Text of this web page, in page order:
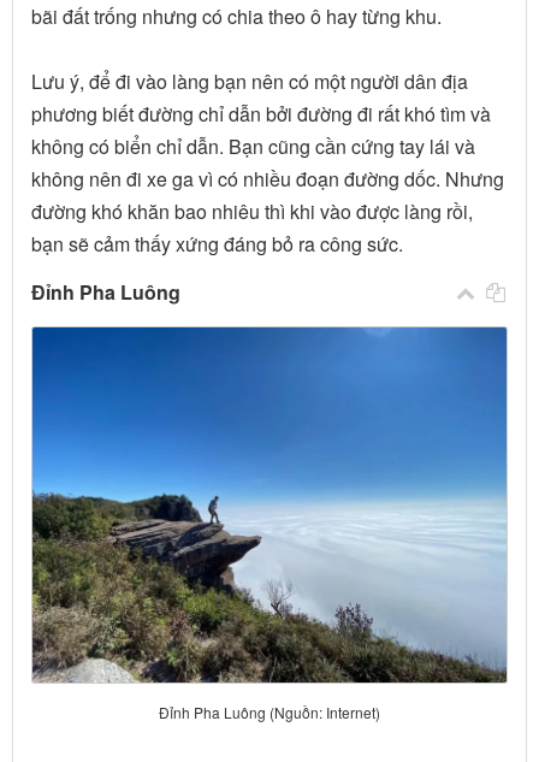
bãi đất trống nhưng có chia theo ô hay từng khu.
Lưu ý, để đi vào làng bạn nên có một người dân địa
phương biết đường chỉ dẫn bởi đường đi rất khó tìm và
không có biển chỉ dẫn. Bạn cũng cần cứng tay lái và
không nên đi xe ga vì có nhiều đoạn đường dốc. Nhưng
đường khó khăn bao nhiêu thì khi vào được làng rồi,
bạn sẽ cảm thấy xứng đáng bỏ ra công sức.
Đỉnh Pha Luông
Đỉnh Pha Luông (Nguồn: Internet)